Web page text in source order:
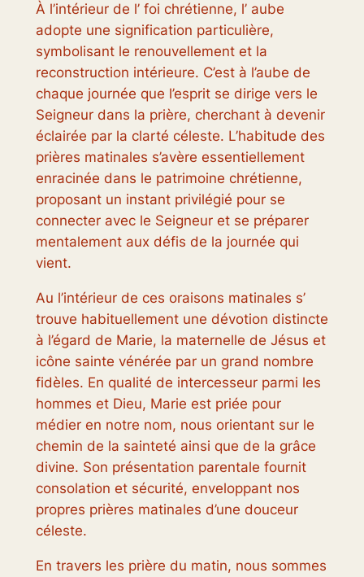
À l’intérieur de l’ foi chrétienne, l’ aube
adopte une signification particulière,
symbolisant le renouvellement et la
reconstruction intérieure. C’est à l’aube de
chaque journée que l’esprit se dirige vers le
Seigneur dans la prière, cherchant à devenir
éclairée par la clarté céleste. L’habitude des
prières matinales s’avère essentiellement
enracinée dans le patrimoine chrétienne,
proposant un instant privilégié pour se
connecter avec le Seigneur et se préparer
mentalement aux défis de la journée qui
vient.
Au l’intérieur de ces oraisons matinales s’
trouve habituellement une dévotion distincte
à l’égard de Marie, la maternelle de Jésus et
icône sainte vénérée par un grand nombre
fidèles. En qualité de intercesseur parmi les
hommes et Dieu, Marie est priée pour
médier en notre nom, nous orientant sur le
chemin de la sainteté ainsi que de la grâce
divine. Son présentation parentale fournit
consolation et sécurité, enveloppant nos
propres prières matinales d’une douceur
céleste.
En travers les prière du matin, nous sommes